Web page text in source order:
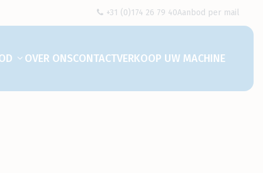
+31 (0)174 26 79 40Aanbod per mail
Toon submenu voor "Aanbod"
OVER ONSCONTACTVERKOOP UW MACHINE